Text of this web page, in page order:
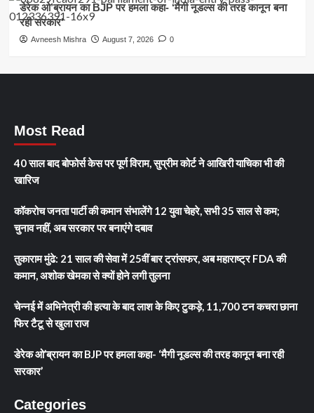
डेरेक ओ’ब्रायन का BJP पर हमला कहा- ‘मैगी नूडल्स की तरह कानून बना
रही सरकार’
Avneesh Mishra August 7, 2026 0
Most Read
40 साल बाद बोफोर्स केस पर पूर्ण विराम, सुप्रीम कोर्ट ने आखिरी याचिका भी की
खारिज
कॉकरोच जनता पार्टी की कमान संभालेंगे 12 युवा चेहरे, सभी 35 साल से कम;
चुनाव नहीं, अब सरकार पर बनाएंगे दबाव
तुकाराम मुंढे: 21 साल की सेवा में 25वीं बार ट्रांसफर, अब महाराष्ट्र FDA की
कमान, अशोक खेमका से क्यों होने लगी तुलना
चेन्नई में अभिनेत्री की हत्या के बाद लाश के किए टुकड़े, 11,700 टन कचरा छाना
फिर टैटू से खुला राज
डेरेक ओ’ब्रायन का BJP पर हमला कहा- ‘मैगी नूडल्स की तरह कानून बना रही
सरकार’
Categories